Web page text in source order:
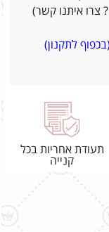
(בכפוף לתקנון)
תעודת אחריות בכל
קנייה